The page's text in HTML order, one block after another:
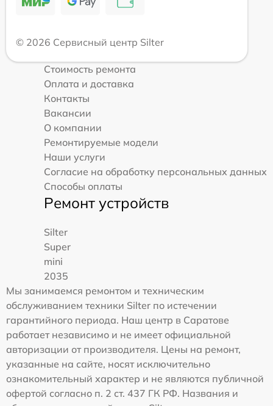
© 2026 Сервисный центр Silter
Стоимость ремонта
Оплата и доставка
Контакты
Вакансии
О компании
Ремонтируемые модели
Наши услуги
Согласие на обработку персональных данных
Способы оплаты
Ремонт устройств
Silter
Super
mini
2035
Мы занимаемся ремонтом и техническим
обслуживанием техники Silter по истечении
гарантийного периода. Наш центр в Саратове
работает независимо и не имеет официальной
авторизации от производителя. Цены на ремонт,
указанные на сайте, носят исключительно
ознакомительный характер и не являются публичной
офертой согласно п. 2 ст. 437 ГК РФ. Названия и